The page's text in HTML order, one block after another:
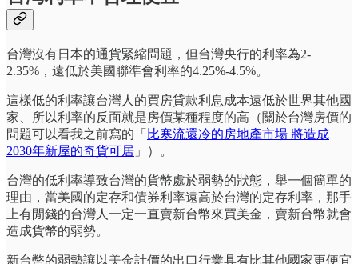
台灣沒有日本的通貨緊縮問題，但台灣央行的利率為2-
2.35%，遠低於美國聯準會利率的4.25%-4.5%。
這樣低的利率讓台灣人的買房貸款利息成本遠低於世界其他國
家、所以利率的反面就是房價某種程度的高（關於台灣房價的
問題可以看我之前寫的「 比寒流還冷的房地產市場 將造成
2030年新屋的奇貨可居 」）。
台灣的低利率導致台灣的貨幣處於弱勢的狀態，舉一個簡單的
理由，當美國的定存和債券利率遠高於台灣的定存利率，那手
上有閒錢的台灣人一定一直賣新台幣來買美金，賣新台幣就會
造成貨幣的弱勢。
新台幣的弱勢讓以美金計價的出口行業具有比其他國家更便宜